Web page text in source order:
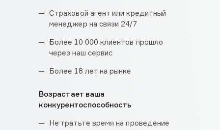
Страховой агент или кредитный
менеджер на связи 24/7
Более 10 000 клиентов прошло
через наш сервис
Более 18 лет на рынке
Возрастает ваша
конкурентоспособность
Не тратьте время на проведение